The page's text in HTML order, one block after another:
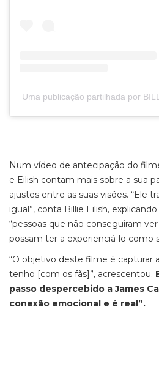
Uma publicação partilhada por
Num vídeo de antecipação do
e Eilish contam mais sobre a sua
ajustes entre as suas visões. “Ele
igual”, conta Billie Eilish,
“pessoas que não conseguiram
possam ter a experienciá-lo como
“O objetivo deste filme é capturar
tenho [com os fãs]”, acrescentou.
passo despercebido a James
conexão emocional e é real”.